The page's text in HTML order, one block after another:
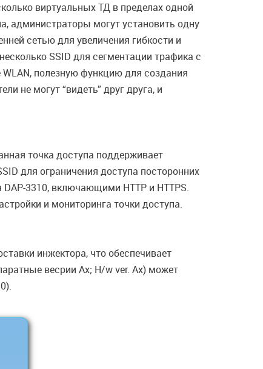
виртуальных ТД в пределах одной
администраторы могут установить одну
сетью для увеличения гибкости и
SSID для сегментации трафика с
полезную функцию для создания
не могут “видеть” друг друга, и
точка доступа поддерживает
для ограничения доступа посторонних
3310, включающими HTTP и HTTPS.
и мониторинга точки доступа.
инжектора, что обеспечивает
весрии Ax; H/w ver. Ax) может